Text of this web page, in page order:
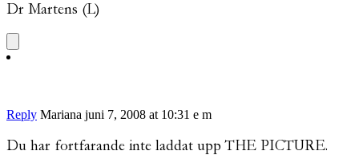
Dr Martens (L)
Reply Mariana juni 7, 2008 at 10:31 e m
Du har fortfarande inte laddat upp THE PICTURE.